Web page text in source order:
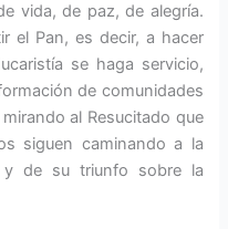
vida, de paz, de alegría.
el Pan, es decir, a hacer
se haga servicio,
de comunidades
al Resucitado que
siguen caminando a la
y de su triunfo sobre la